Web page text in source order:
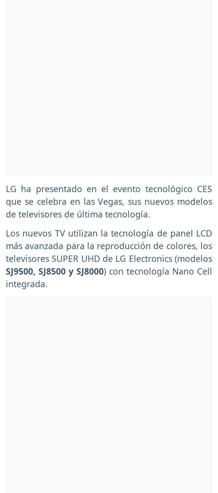
LG ha presentado en el evento tecnológico CES
que se celebra en las Vegas, sus nuevos modelos
de televisores de última tecnología.
Los nuevos TV utilizan la tecnología de panel LCD
más avanzada para la reproducción de colores, los
televisores SUPER UHD de LG Electronics (modelos
SJ9500, SJ8500 y SJ8000) con tecnología Nano Cell
integrada.